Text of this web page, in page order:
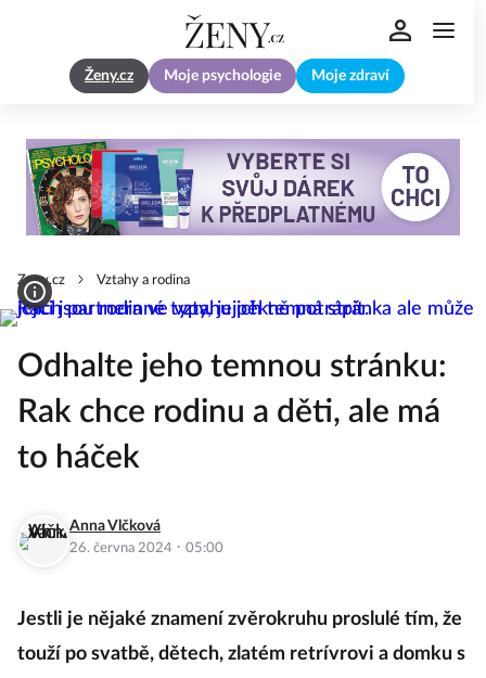
Ženy.cz Moje psychologie Moje zdraví
Zeny.cz Vztahy a rodina
Odhalte jeho temnou stránku:
Rak chce rodinu a děti, ale má
to háček
Anna Vlčková
26. června 2024 · 05:00
Jestli je nějaké znamení zvěrokruhu proslulé tím, že
touží po svatbě, dětech, zlatém retrívrovi a domku s